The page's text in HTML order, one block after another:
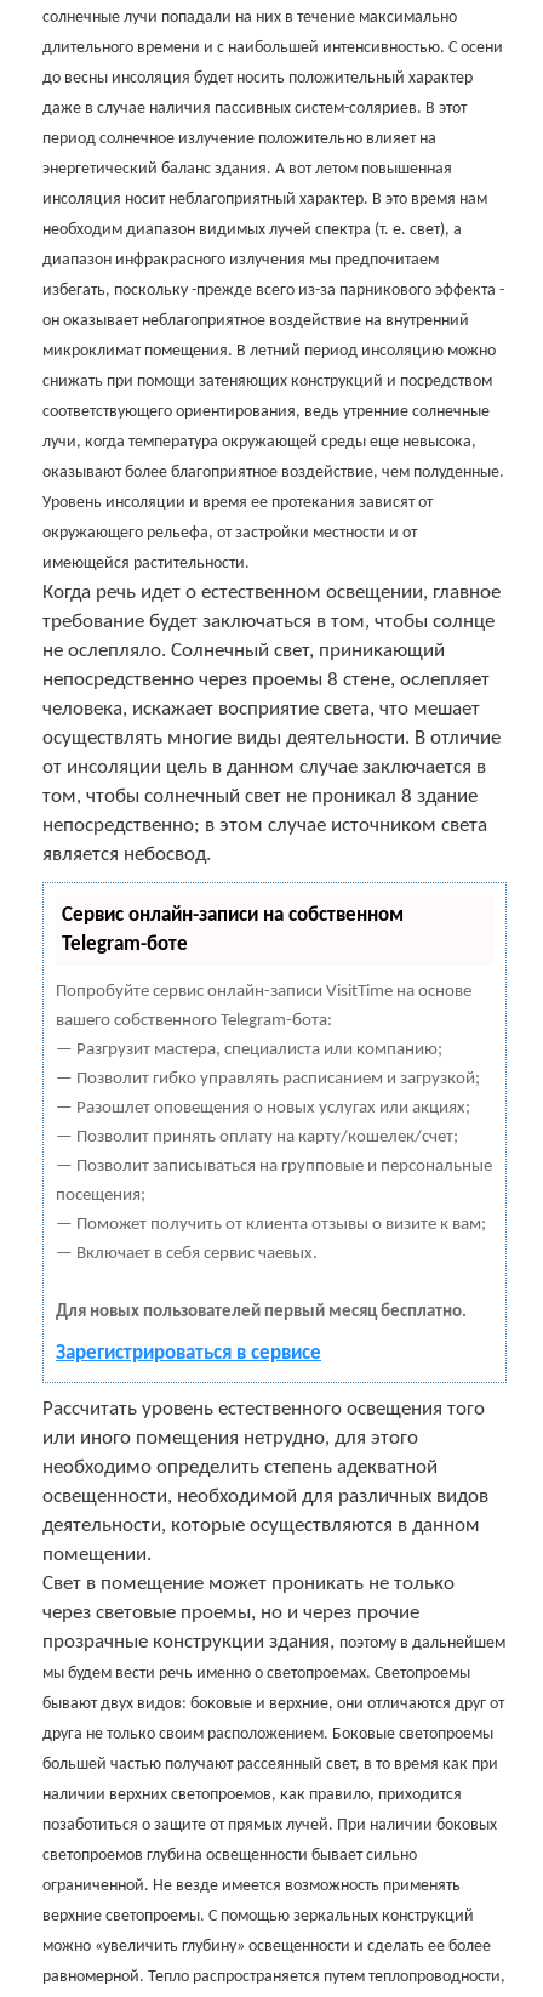
солнечные лучи попадали на них в течение максимально
длительного времени и с наибольшей интенсивностью. С осени
до весны инсоляция будет носить положительный характер
даже в случае наличия пассивных систем-соляриев. В этот
период солнечное излучение положительно влияет на
энергетический баланс здания. А вот летом повышенная
инсоляция носит неблагоприятный характер. В это время нам
необходим диапазон видимых лучей спектра (т. е. свет), а
диапазон инфракрасного излучения мы предпочитаем
избегать, поскольку -прежде всего из-за парникового эффекта -
он оказывает неблагоприятное воздействие на внутренний
микроклимат помещения. В летний период инсоляцию можно
снижать при помощи затеняющих конструкций и посредством
соответствующего ориентирования, ведь утренние солнечные
лучи, когда температура окружающей среды еще невысока,
оказывают более благоприятное воздействие, чем полуденные.
Уровень инсоляции и время ее протекания зависят от
окружающего рельефа, от застройки местности и от
имеющейся растительности.
Когда речь идет о естественном освещении, главное
требование будет заключаться в том, чтобы солнце
не ослепляло. Солнечный свет, приникающий
непосредственно через проемы 8 стене, ослепляет
человека, искажает восприятие света, что мешает
осуществлять многие виды деятельности. В отличие
от инсоляции цель в данном случае заключается в
том, чтобы солнечный свет не проникал 8 здание
непосредственно; в этом случае источником света
является небосвод.
Сервис онлайн-записи на собственном
Telegram-боте
Попробуйте сервис онлайн-записи VisitTime на основе
вашего собственного Telegram-бота:
— Разгрузит мастера, специалиста или компанию;
— Позволит гибко управлять расписанием и загрузкой;
— Разошлет оповещения о новых услугах или акциях;
— Позволит принять оплату на карту/кошелек/счет;
— Позволит записываться на групповые и персональные
посещения;
— Поможет получить от клиента отзывы о визите к вам;
— Включает в себя сервис чаевых.
Для новых пользователей первый месяц бесплатно.
Зарегистрироваться в сервисе
Рассчитать уровень естественного освещения того
или иного помещения нетрудно, для этого
необходимо определить степень адекватной
освещенности, необходимой для различных видов
деятельности, которые осуществляются в данном
помещении.
Свет в помещение может проникать не только
через световые проемы, но и через прочие
прозрачные конструкции здания, поэтому в дальнейшем
мы будем вести речь именно о светопроемах. Светопроемы
бывают двух видов: боковые и верхние, они отличаются друг от
друга не только своим расположением. Боковые светопроемы
большей частью получают рассеянный свет, в то время как при
наличии верхних светопроемов, как правило, приходится
позаботиться о защите от прямых лучей. При наличии боковых
светопроемов глубина освещенности бывает сильно
ограниченной. Не везде имеется возможность применять
верхние светопроемы. С помощью зеркальных конструкций
можно «увеличить глубину» освещенности и сделать ее более
равномерной. Тепло распространяется путем теплопроводности,